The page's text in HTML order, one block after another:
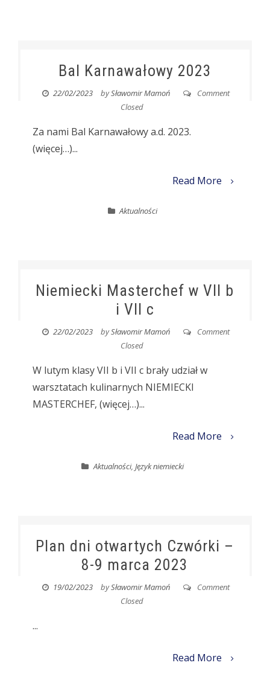
Bal Karnawałowy 2023
22/02/2023 bySławomir Mamoń
Comment
Closed
Za nami Bal Karnawałowy a.d. 2023.
(więcej…)...
Read More
Aktualności
Niemiecki Masterchef w VII b
i VII c
22/02/2023 bySławomir Mamoń
Comment
Closed
W lutym klasy VII b i VII c brały udział w
warsztatach kulinarnych NIEMIECKI
MASTERCHEF, (więcej…)...
Read More
Aktualności, Język niemiecki
Plan dni otwartych Czwórki –
8-9 marca 2023
19/02/2023 bySławomir Mamoń
Comment
Closed
...
Read More